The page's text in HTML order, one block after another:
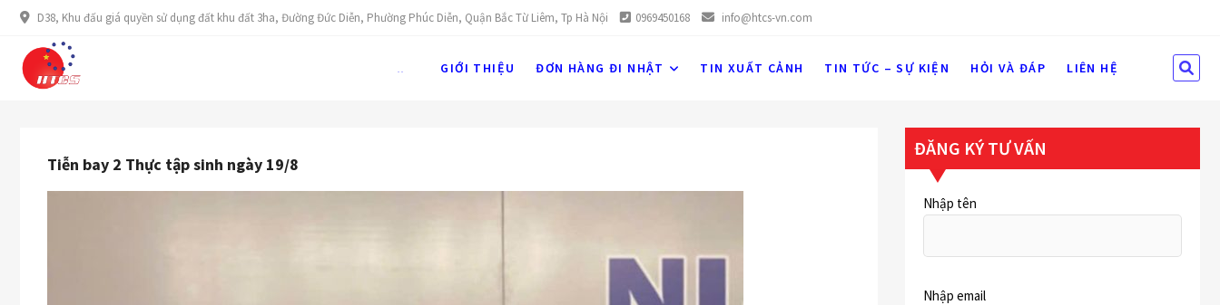
Skip
content
D38, Khu đấu giá quyền sử dụng đất khu đất 3ha, Đường Đức Diễn, Phường Phúc Diễn, Quận Bắc Từ Liêm, Tp Hà Nội 0969450168 info@htcs-vn.com
GIỚI THIỆU ĐƠN HÀNG ĐI NHẬT TIN XUẤT CẢNH TIN TỨC – SỰ KIỆN HỎI VÀ ĐÁP LIÊN HỆ
Tiễn bay 2 Thực tập sinh ngày 19/8
ĐĂNG KÝ TƯ VẤN
Nhập tên
Nhập email